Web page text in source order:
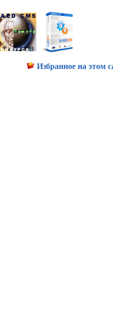
Избранное на этом